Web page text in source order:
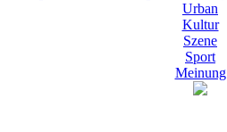
Urban
Kultur
Szene
Sport
Meinung